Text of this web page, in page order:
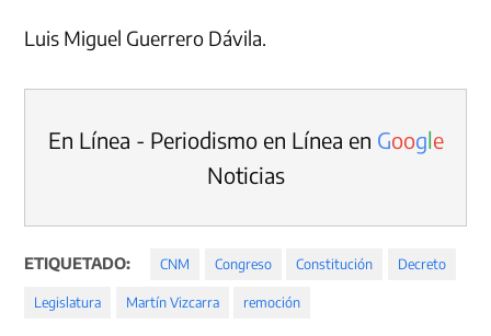
Luis Miguel Guerrero Dávila.
En Línea - Periodismo en Línea en Google
Noticias
ETIQUETADO: CNM Congreso Constitución Decreto
Legislatura Martín Vizcarra remoción